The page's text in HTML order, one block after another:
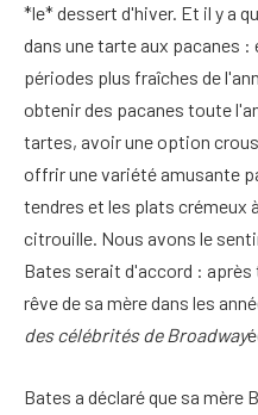
*le* dessert d'hiver. Et il y a
dans une tarte aux pacanes
périodes plus fraîches de
obtenir des pacanes toute
tartes, avoir une option
offrir une variété amusante
tendres et les plats crémeux
citrouille. Nous avons le
Bates serait d'accord :
rêve de sa mère dans les
des célébrités de Broadway
Bates a déclaré que sa mère